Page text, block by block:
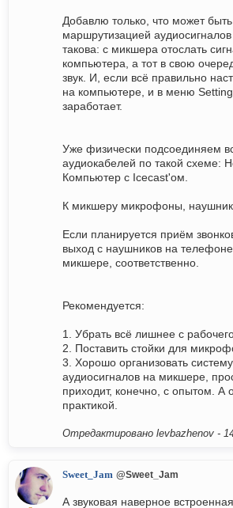
Добавлю только, что может
маршрутизацией
такова: с микшера отослать
компьютера, а тот в свою
звук. И, если всё правильно
на компьютере, и в меню
заработает.
Уже физически подсоединяем
аудиокабелей по такой схеме:
Компьютер с Icecast'ом.
К микшеру микрофоны,
Если планируется приём
выход с наушников на
микшере, соответственно.
Рекомендуется:
1. Убрать всё лишнее с рабочего
2. Поставить стойки для
3. Хорошо организовать
аудиосигналов на микшере,
приходит, конечно, с опытом. А
практикой.
Отредактировано levbazhenov -
Sweet_Jam @Sweet_Jam
А звуковая наверное